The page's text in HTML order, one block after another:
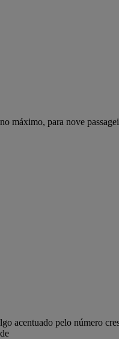
máximo, para nove
acentuado pelo número